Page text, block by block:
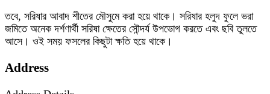
তবে, সরিষার আবাদ শীতের মৌসুমে করা হয়ে থাকে। সরিষার হলুদ ফুলে ভরা
জমিতে অনেক দর্শণার্থী সরিষা ক্ষেতের সৌন্দর্য উপভোগ করতে এবং ছবি তুলতে
আসে। ওই সময় ফসলের কিছুটা ক্ষতি হয়ে থাকে।
Address